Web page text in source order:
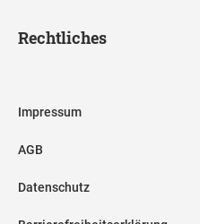
Rechtliches
Impressum
AGB
Datenschutz